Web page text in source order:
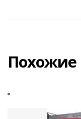
Похожие